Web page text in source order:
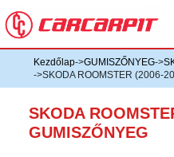
Kezdőlap->GUMISZŐNYEG->
->SKODA ROOMSTER (2006-
SKODA
GUMISZŐNYEG